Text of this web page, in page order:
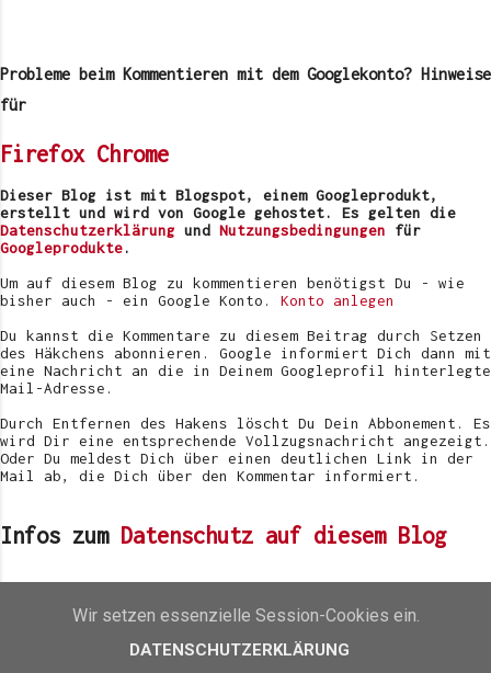
m
m
a
v
e
r
ö
f
e
t
l
i
c
e
n
Probleme beim Kommentieren mit dem Googlekonto? Hinweise
für
Firefox Chrome
Dieser Blog ist mit Blogspot, einem Googleprodukt,
erstellt und wird von Google gehostet. Es gelten die
Datenschutzerklärung und Nutzungsbedingungen für
Googleprodukte.
Um auf diesem Blog zu kommentieren benötigst Du - wie
bisher auch - ein Google Konto. Konto anlegen
Du kannst die Kommentare zu diesem Beitrag durch Setzen
des Häkchens abonnieren. Google informiert Dich dann mit
eine Nachricht an die in Deinem Googleprofil hinterlegte
Mail-Adresse.
Durch Entfernen des Hakens löscht Du Dein Abbonement. Es
wird Dir eine entsprechende Vollzugsnachricht angezeigt.
Oder Du meldest Dich über einen deutlichen Link in der
Mail ab, die Dich über den Kommentar informiert.
Infos zum Datenschutz auf diesem Blog
[Review] Gitti Plant Based Nagellack
Wir setzen essenzielle Session-Cookies ein.
DATENSCHUTZERKLÄRUNG